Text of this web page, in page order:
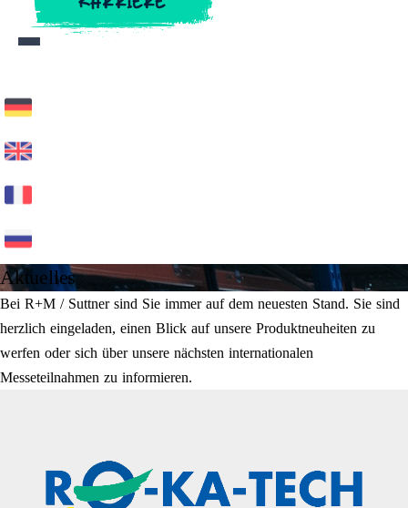
Aktuelles
Bei R+M / Suttner sind Sie immer auf dem neuesten Stand. Sie sind
herzlich eingeladen, einen Blick auf unsere Produktneuheiten zu
werfen oder sich über unsere nächsten internationalen
Messeteilnahmen zu informieren.